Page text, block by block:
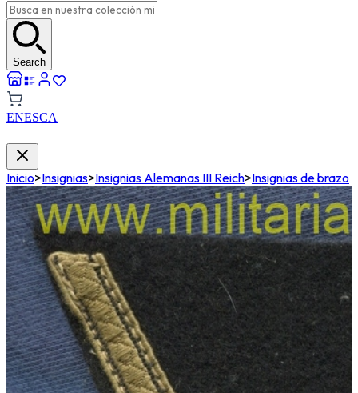
Search
ENESCA
Inicio>Insignias>Insignias Alemanas III Reich>Insignias de brazo